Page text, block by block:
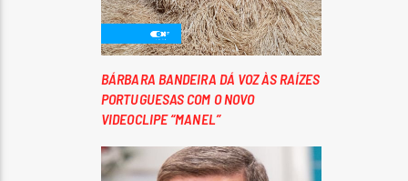
BÁRBARA BANDEIRA DÁ VOZ ÀS RAÍZES
PORTUGUESAS COM O NOVO
VIDEOCLIPE “MANEL”